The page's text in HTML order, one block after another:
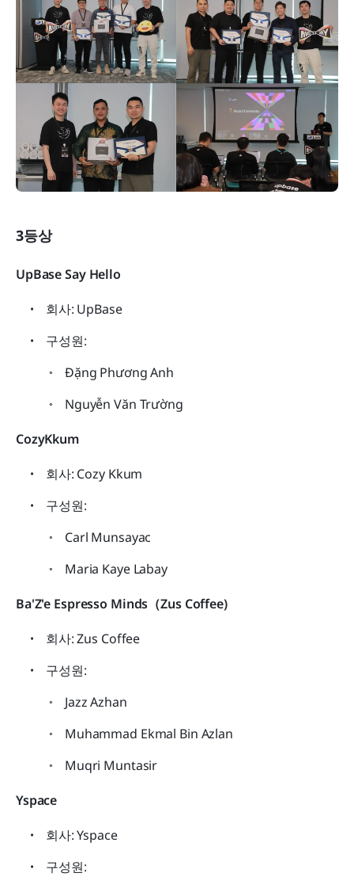
3등상
UpBase Say Hello
회사: UpBase
구성원:
Đặng Phương Anh
Nguyễn Văn Trường
CozyKkum
회사: Cozy Kkum
구성원:
Carl Munsayac
Maria Kaye Labay
Ba'Z'e Espresso Minds（Zus Coffee)
회사: Zus Coffee
구성원:
Jazz Azhan
Muhammad Ekmal Bin Azlan
Muqri Muntasir
Yspace
회사: Yspace
구성원: